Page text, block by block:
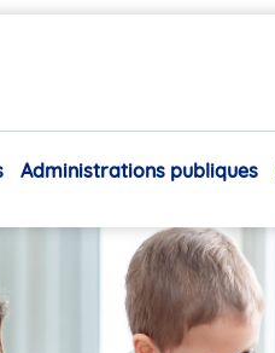
Administrations publiques